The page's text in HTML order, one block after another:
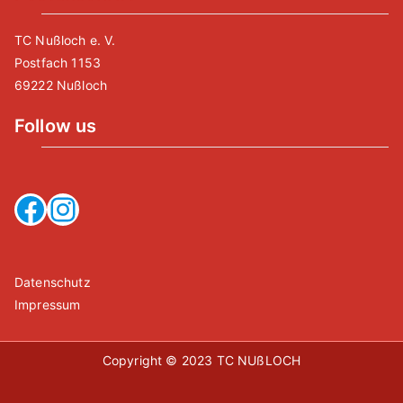
TC Nußloch e. V.
Postfach 1153
69222 Nußloch
Follow us
Facebook
Instagram
Datenschutz
Impressum
Copyright © 2023 TC NUßLOCH